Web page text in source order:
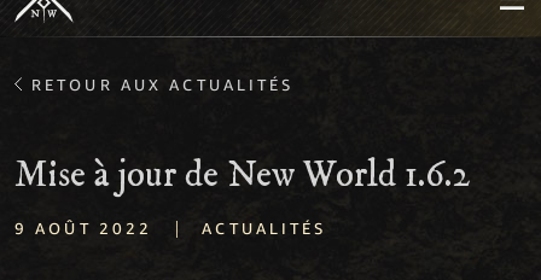
RETOUR AUX ACTUALITÉS
Mise à jour de New World 1.6.2
9 AOÛT 2022 | ACTUALITÉS